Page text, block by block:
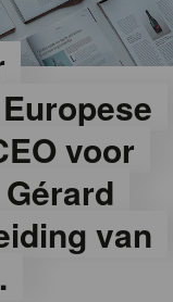
voor
van